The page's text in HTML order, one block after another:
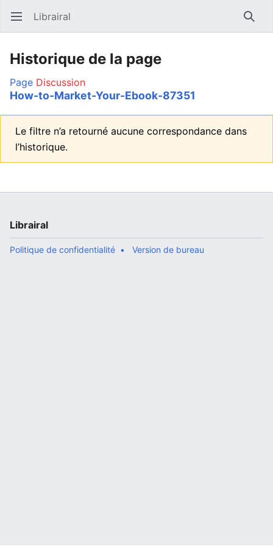
Ouvrir le menu principal Librairal
Historique de la page
Page Discussion
How-to-Market-Your-Ebook-87351
Le filtre n’a retourné aucune correspondance dans
l’historique.
Librairal
Politique de confidentialité Version de bureau